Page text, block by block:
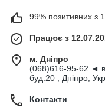
99% позитивних з
Працює з
м. Дніпро
(068)616-95-62 ◄
буд.20 , Дніпро,
Контакти